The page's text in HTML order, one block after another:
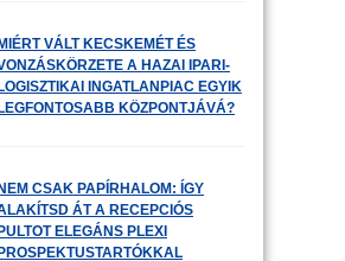
MIÉRT VÁLT KECSKEMÉT ÉS
A HAZAI IPARI-
LOGISZTIKAI INGATLANPIAC EGYIK
LEGFONTOSABB KÖZPONTJÁVÁ?
NEM CSAK PAPÍRHALOM: ÍGY
ÁT A RECEPCIÓS
PULTOT ELEGÁNS PLEXI
PROSPEKTUSTARTÓKKAL